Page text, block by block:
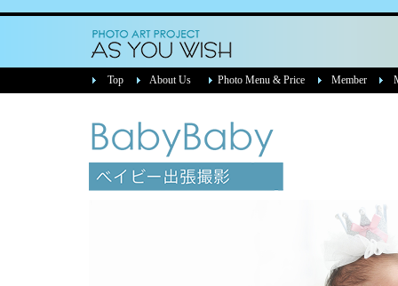
Top About Us Photo Menu & Price Member